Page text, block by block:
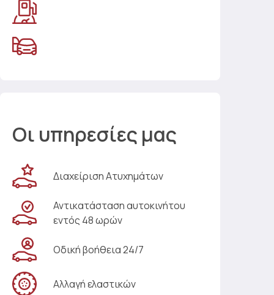
Οι υπηρεσίες μας
Διαχείριση Ατυχημάτων
Αντικατάσταση αυτοκινήτου
εντός 48 ωρών
Οδική βοήθεια 24/7
Αλλαγή ελαστικών